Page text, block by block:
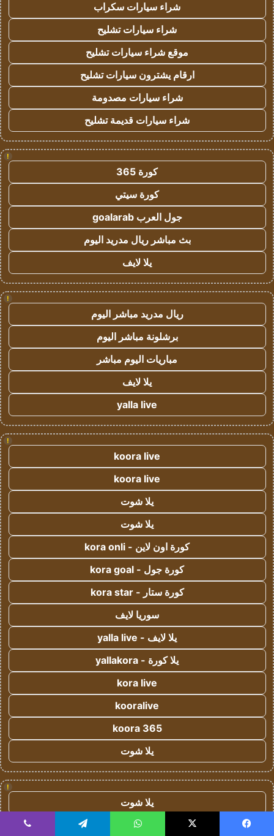
شراء سيارات سكراب
شراء سيارات تشليح
موقع شراء سيارات تشليح
ارقام يشترون سيارات تشليح
شراء سيارات مصدومة
شراء سيارات قديمة تشليح
!
كورة 365
كورة سيتي
جول العرب goalarab
بث مباشر ريال مدريد اليوم
يلا لايف
!
ريال مدريد مباشر اليوم
برشلونة مباشر اليوم
مباريات اليوم مباشر
يلا لايف
yalla live
!
koora live
koora live
يلا شوت
يلا شوت
كورة اون لاين - kora onli
كورة جول - kora goal
كورة ستار - kora star
سوريا لايف
يلا لايف - yalla live
يلا كورة - yallakora
kora live
kooralive
koora 365
يلا شوت
!
يلا شوت
كورة ستار - koora-star